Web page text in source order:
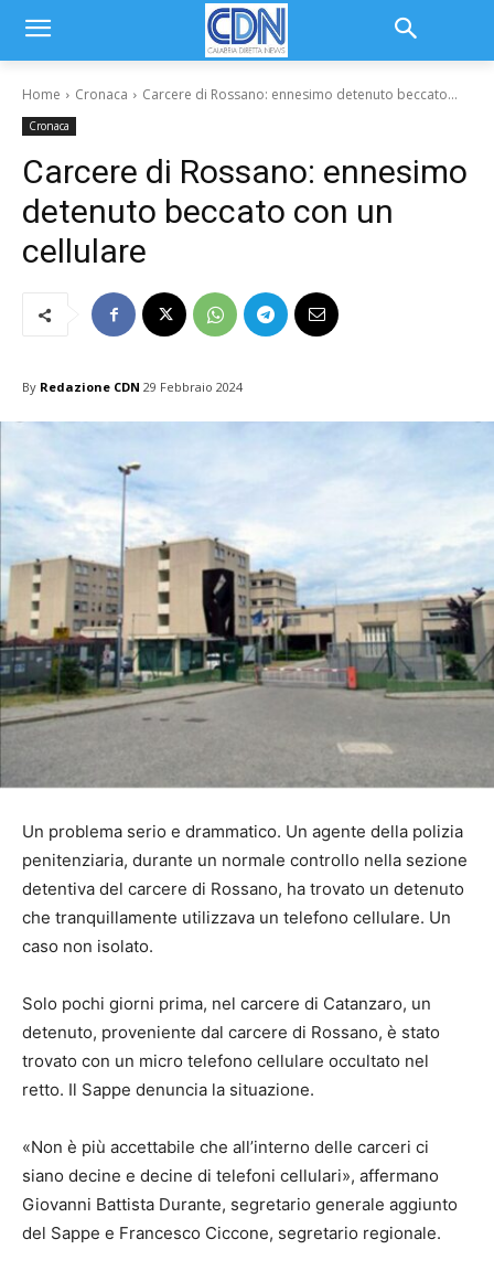
Home Cronaca Carcere di Rossano: ennesimo detenuto beccato...
Cronaca
Carcere di Rossano: ennesimo
detenuto beccato con un
cellulare
By Redazione CDN 29 Febbraio 2024
Un problema serio e drammatico. Un agente della polizia
penitenziaria, durante un normale controllo nella sezione
detentiva del carcere di Rossano, ha trovato un detenuto
che tranquillamente utilizzava un telefono cellulare. Un
caso non isolato.
Solo pochi giorni prima, nel carcere di Catanzaro, un
detenuto, proveniente dal carcere di Rossano, è stato
trovato con un micro telefono cellulare occultato nel
retto. Il Sappe denuncia la situazione.
«Non è più accettabile che all’interno delle carceri ci
siano decine e decine di telefoni cellulari», affermano
Giovanni Battista Durante, segretario generale aggiunto
del Sappe e Francesco Ciccone, segretario regionale.